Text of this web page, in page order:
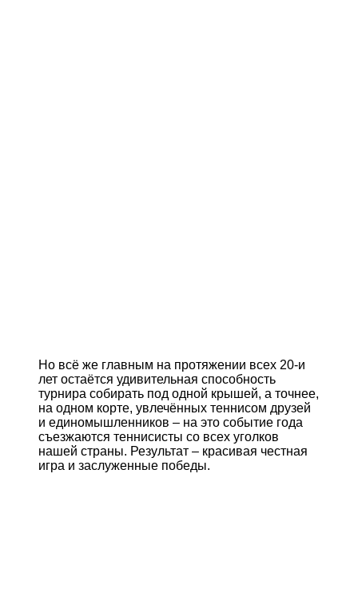
Но всё же главным на протяжении всех 20-и
лет остаётся удивительная способность
турнира собирать под одной крышей, а точнее,
на одном корте, увлечённых теннисом друзей
и единомышленников – на это событие года
съезжаются теннисисты со всех уголков
нашей страны. Результат – красивая честная
игра и заслуженные победы.